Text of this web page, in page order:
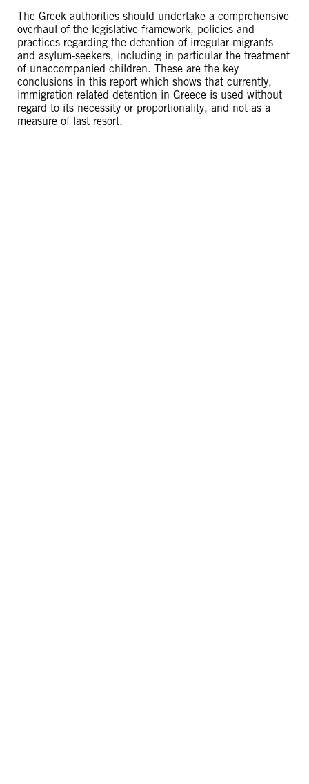
The Greek authorities should undertake a comprehensive
overhaul of the legislative framework, policies and
practices regarding the detention of irregular migrants
and asylum-seekers, including in particular the treatment
of unaccompanied children. These are the key
conclusions in this report which shows that currently,
immigration related detention in Greece is used without
regard to its necessity or proportionality, and not as a
measure of last resort.